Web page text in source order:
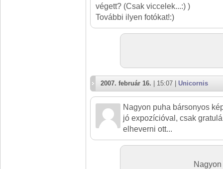
végett? (Csak viccelek...:) )
További ilyen fotókat!:)
2007. február 16. | 15:07 | Unicornis
Nagyon puha bársonyos
jó expozícióval, csak
elheverni ott...